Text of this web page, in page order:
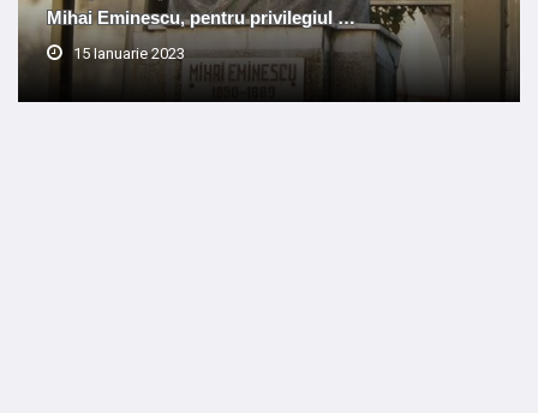
Mihai Eminescu, pentru privilegiul …
15 Ianuarie 2023